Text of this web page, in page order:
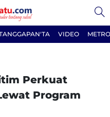
VIDEO
Perkuat
Program